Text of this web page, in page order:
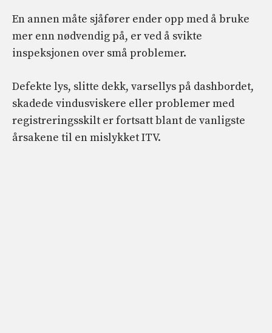
En annen måte sjåfører ender opp med å bruke
mer enn nødvendig på, er ved å svikte
inspeksjonen over små problemer.
Defekte lys, slitte dekk, varsellys på dashbordet,
skadede vindusviskere eller problemer med
registreringsskilt er fortsatt blant de vanligste
årsakene til en mislykket ITV.